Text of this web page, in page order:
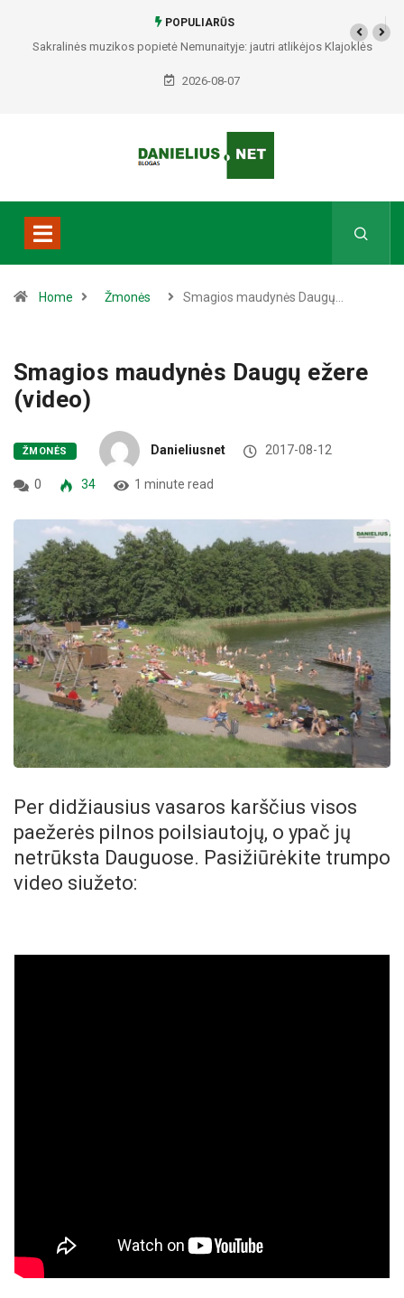
POPULIARŪS
Sakralinės muzikos popietė Nemunaityje: jautri atlikėjos Klajoklės
programa skambės istorinėje bažnyčioje
2026-08-07
Home Žmonės Smagios maudynės Daugų…
Smagios maudynės Daugų ežere
(video)
ŽMONĖS Danieliusnet 2017-08-12
0 34 1 minute read
Per didžiausius vasaros karščius visos
paežerės pilnos poilsiautojų, o ypač jų
netrūksta Dauguose. Pasižiūrėkite trumpo
video siužeto: